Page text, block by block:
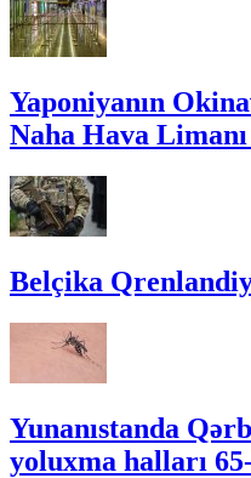
Yaponiyanın
Naha Hava Limanı
Belçika
Yunanıstanda
yoluxma halları